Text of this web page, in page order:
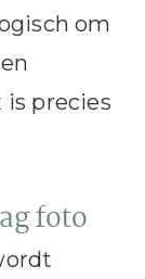
om
is precies
foto